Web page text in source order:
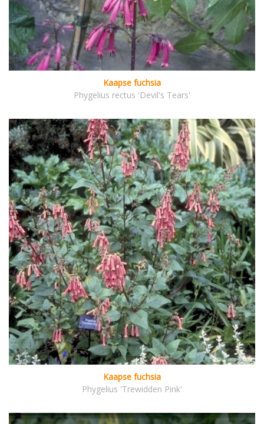
Kaapse fuchsia
Phygelius rectus 'Devil's Tears'
Kaapse fuchsia
Phygelius 'Trewidden Pink'